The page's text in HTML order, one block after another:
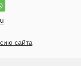
сайта